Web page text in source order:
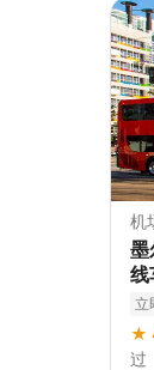
机
墨
线
立
★
过